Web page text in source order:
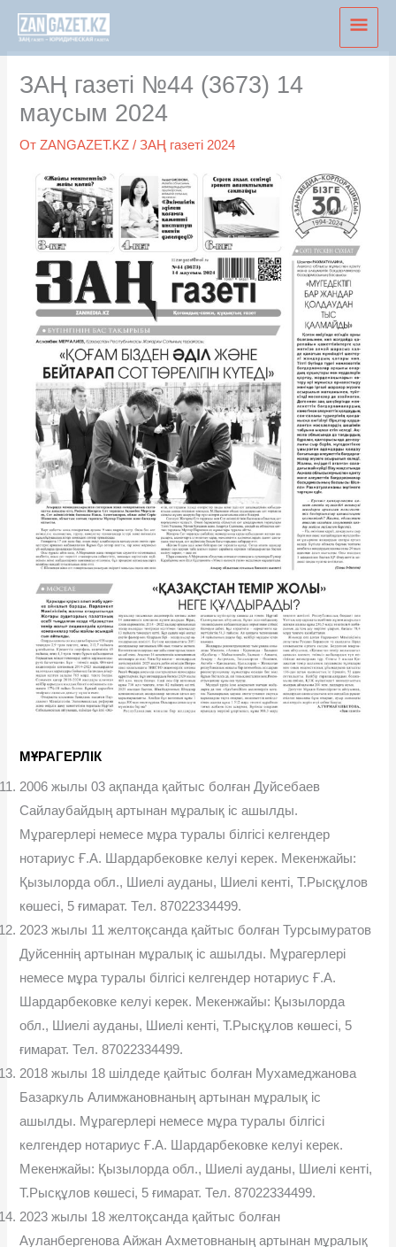
Перейти
содержимому
ЗАҢ газеті №44 (3673) 14
маусым 2024
ОтZANGAZET.KZ/ЗАҢ газеті 2024
МҰРАГЕРЛІК
2006 жылы 03 ақпанда қайтыс болған Дуйсебаев
Сайлаубайдың артынан мұралық іс ашылды.
Мұрагерлері немесе мұра туралы білгісі келгендер
нотариус Ғ.А. Шардарбековке келуі керек. Мекенжайы:
Қызылорда обл., Шиелі ауданы, Шиелі кенті, Т.Рысқұлов
көшесі, 5 ғимарат. Тел. 87022334499.
2023 жылы 11 желтоқсанда қайтыс болған Турсымуратов
Дуйсеннің артынан мұралық іс ашылды. Мұрагерлері
немесе мұра туралы білгісі келгендер нотариус Ғ.А.
Шардарбековке келуі керек. Мекенжайы: Қызылорда
обл., Шиелі ауданы, Шиелі кенті, Т.Рысқұлов көшесі, 5
ғимарат. Тел. 87022334499.
2018 жылы 18 шілдеде қайтыс болған Мухамеджанова
Базаркуль Алимжановнаның артынан мұралық іс
ашылды. Мұрагерлері немесе мұра туралы білгісі
келгендер нотариус Ғ.А. Шардарбековке келуі керек.
Мекенжайы: Қызылорда обл., Шиелі ауданы, Шиелі кенті,
Т.Рысқұлов көшесі, 5 ғимарат. Тел. 87022334499.
2023 жылы 18 желтоқсанда қайтыс болған
Ауланбергенова Айжан Ахметовнаның артынан мұралық